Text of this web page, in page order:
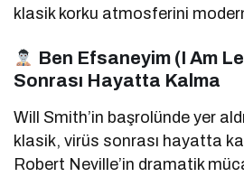
klasik korku atmosferini
Ben Efsaneyim (I Am
Sonrası Hayatta Kalma
Will Smith’in başrolünde yer
klasik, virüs sonrası hayatta
Robert Neville’in dramatik